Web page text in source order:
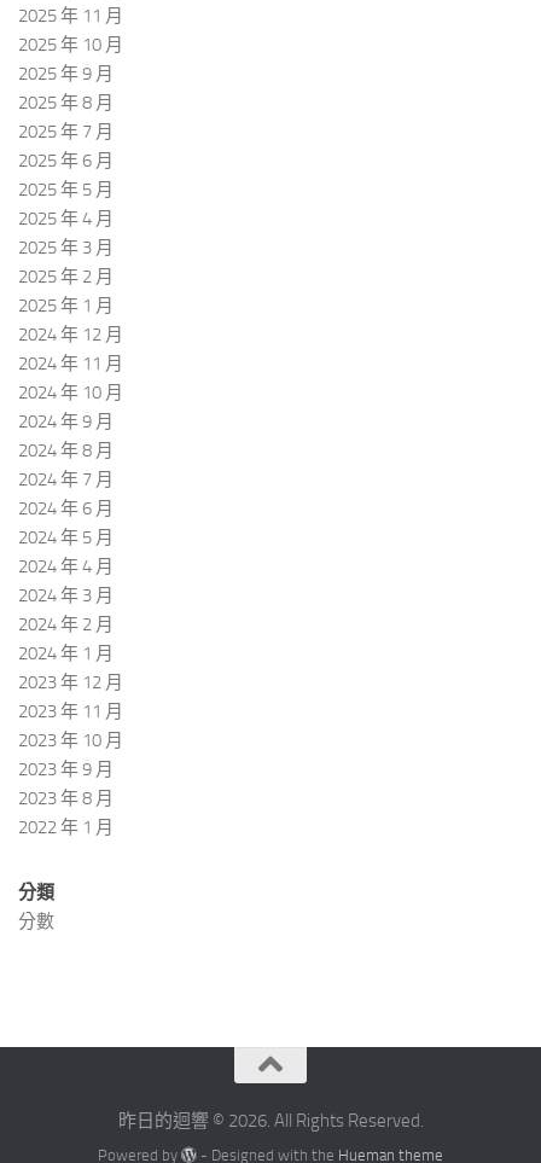
2025 年 11 月
2025 年 10 月
2025 年 9 月
2025 年 8 月
2025 年 7 月
2025 年 6 月
2025 年 5 月
2025 年 4 月
2025 年 3 月
2025 年 2 月
2025 年 1 月
2024 年 12 月
2024 年 11 月
2024 年 10 月
2024 年 9 月
2024 年 8 月
2024 年 7 月
2024 年 6 月
2024 年 5 月
2024 年 4 月
2024 年 3 月
2024 年 2 月
2024 年 1 月
2023 年 12 月
2023 年 11 月
2023 年 10 月
2023 年 9 月
2023 年 8 月
2022 年 1 月
分類
分數
昨日的迴響 © 2026. All Rights Reserved.
Powered by - Designed with the Hueman theme